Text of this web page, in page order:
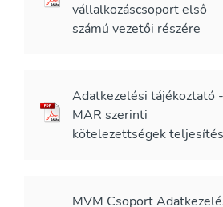
vállalkozáscsoport első
számú vezetői részére
Adatkezelési tájékoztató -
MAR szerinti
kötelezettségek
MVM Csoport